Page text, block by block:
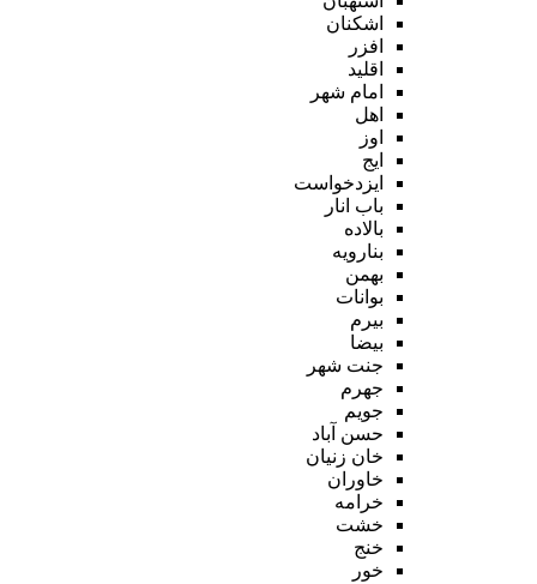
اشکنان
افزر
اقلید
امام شهر
اهل
اوز
ایج
ایزدخواست
باب انار
بالاده
بنارویه
بهمن
بوانات
بیرم
بیضا
جنت شهر
جهرم
جویم
حسن آباد
خان زنیان
خاوران
خرامه
خشت
خنج
خور